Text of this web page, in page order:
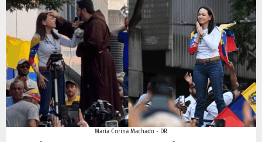
María Corina Machado - DR